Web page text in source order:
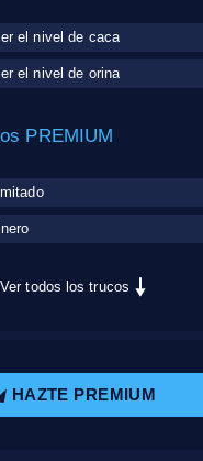
el nivel de caca
el nivel de orina
PREMIUM
Ver todos los trucos
HAZTE PREMIUM